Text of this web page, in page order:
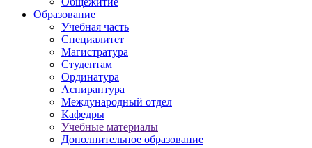
Образование
Учебная часть
Специалитет
Магистратура
Студентам
Ординатура
Аспирантура
Международный отдел
Кафедры
Учебные материалы
Дополнительное образование